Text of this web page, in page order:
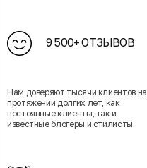
9 500+ ОТЗЫВОВ
Нам доверяют тысячи клиентов на
протяжении долгих лет, как
постоянные клиенты, так и
известные блогеры и стилисты.